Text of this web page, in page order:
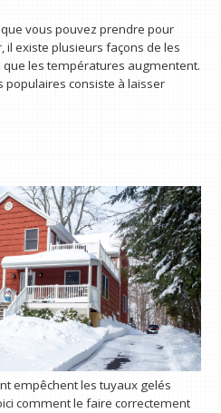
vous pouvez prendre pour
il existe plusieurs façons de les
les températures augmentent.
populaires consiste à laisser
empêchent les tuyaux gelés
comment le faire correctement